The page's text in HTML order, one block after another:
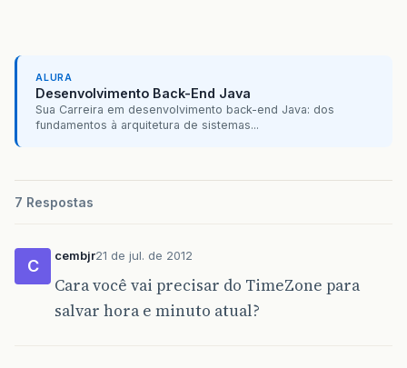
ALURA
Desenvolvimento Back-End Java
Sua Carreira em desenvolvimento back-end Java: dos
fundamentos à arquitetura de sistemas...
7 Respostas
C
cembjr21 de jul. de 2012
Cara você vai precisar do TimeZone para
salvar hora e minuto atual?